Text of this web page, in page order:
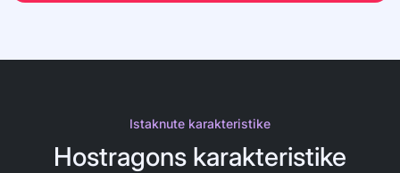
Istaknute karakteristike
Hostragons karakteristike